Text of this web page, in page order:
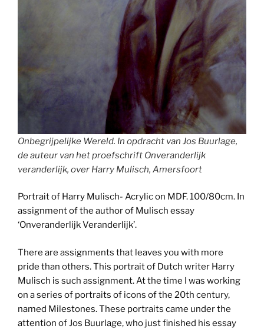
Onbegrijpelijke Wereld. In opdracht van Jos Buurlage,
de auteur van het proefschrift Onveranderlijk
veranderlijk, over Harry Mulisch, Amersfoort
Portrait of Harry Mulisch- Acrylic on MDF. 100/80cm. In
assignment of the author of Mulisch essay
‘Onveranderlijk Veranderlijk’.
There are assignments that leaves you with more
pride than others. This portrait of Dutch writer Harry
Mulisch is such assignment. At the time I was working
on a series of portraits of icons of the 20th century,
named Milestones. These portraits came under the
attention of Jos Buurlage, who just finished his essay